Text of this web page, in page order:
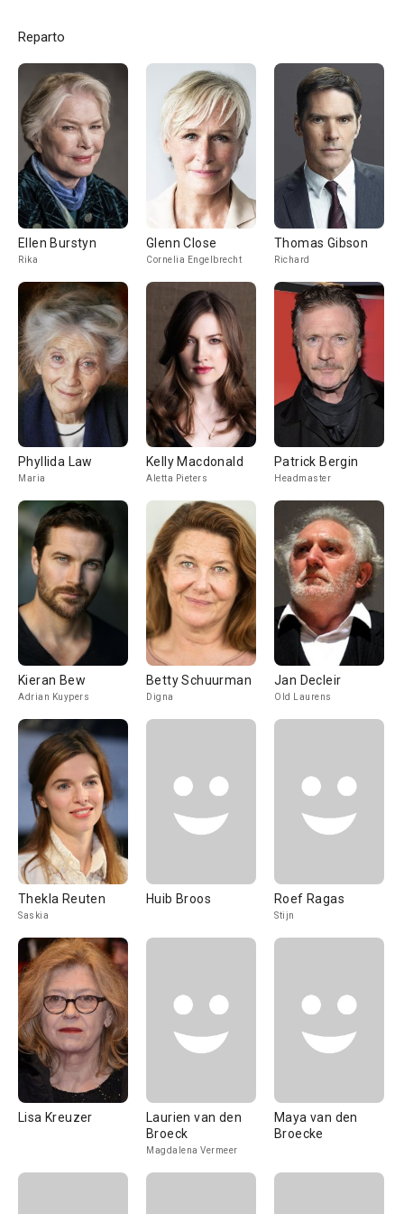
Reparto
Ellen Burstyn
Rika
Glenn Close
Cornelia Engelbrecht
Thomas Gibson
Richard
Phyllida Law
Maria
Kelly Macdonald
Aletta Pieters
Patrick Bergin
Headmaster
Kieran Bew
Adrian Kuypers
Betty Schuurman
Digna
Jan Decleir
Old Laurens
Thekla Reuten
Saskia
Huib Broos Roef Ragas
Stijn
Lisa Kreuzer
Laurien van den
Broeck
Magdalena Vermeer
Maya van den
Broecke